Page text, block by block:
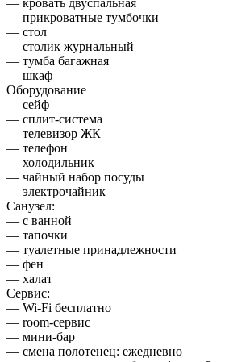
— кровать двуспальная
— прикроватные тумбочки
— стол
— столик журнальный
— тумба багажная
— шкаф
Оборудование
— сейф
— сплит-система
— телевизор ЖК
— телефон
— холодильник
— чайный набор посуды
— электрочайник
Санузел:
— с ванной
— тапочки
— туалетные принадлежности
— фен
— халат
Сервис:
— Wi-Fi бесплатно
— room-сервис
— мини-бар
— смена полотенец: ежедневно